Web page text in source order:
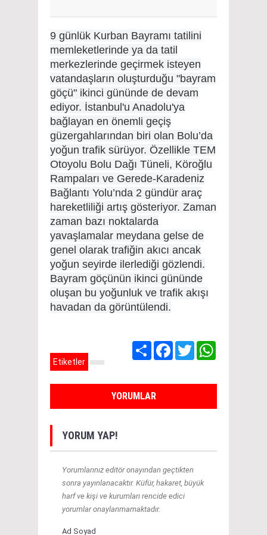
9 günlük Kurban Bayramı tatilini
memleketlerinde ya da tatil
merkezlerinde geçirmek isteyen
vatandaşların oluşturduğu "bayram
göçü" ikinci gününde de devam
ediyor. İstanbul'u Anadolu'ya
bağlayan en önemli geçiş
güzergahlarından biri olan Bolu’da
yoğun trafik sürüyor. Özellikle TEM
Otoyolu Bolu Dağı Tüneli, Köroğlu
Rampaları ve Gerede-Karadeniz
Bağlantı Yolu’nda 2 gündür araç
hareketliliği artış gösteriyor. Zaman
zaman bazı noktalarda
yavaşlamalar meydana gelse de
genel olarak trafiğin akıcı ancak
yoğun seyirde ilerlediği gözlendi.
Bayram göçünün ikinci gününde
oluşan bu yoğunluk ve trafik akışı
havadan da görüntülendi.
Share Facebook
Twitter
Etiketler
YORUMLAR
YORUM YAP!
Yorumlarınız editör onayından geçtikten
sonra yayınlanacaktır. Küfür, hakaret, büyük
harf ve kişi ve kurumları rencide edici
yorumlar onaylanmamaktadır.
Ad Soyad